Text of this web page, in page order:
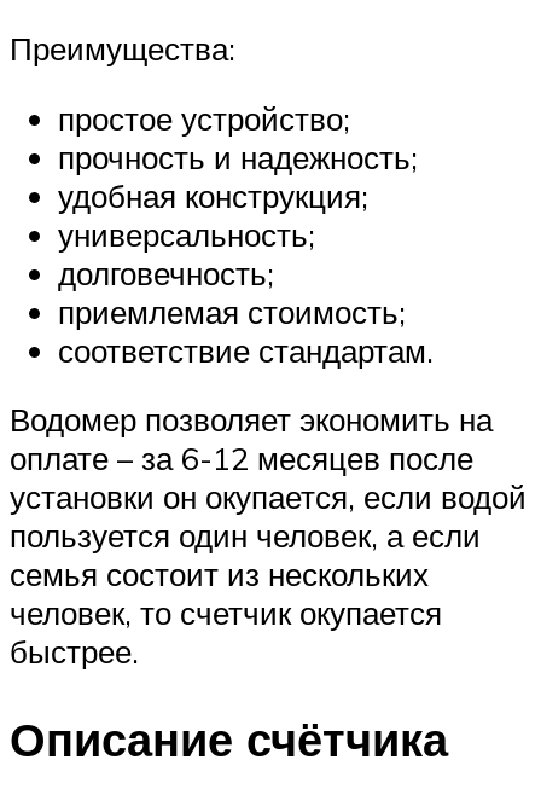
Преимущества:
простое устройство;
прочность и надежность;
удобная конструкция;
универсальность;
долговечность;
приемлемая стоимость;
соответствие стандартам.
Водомер позволяет экономить на
оплате – за 6-12 месяцев после
установки он окупается, если водой
пользуется один человек, а если
семья состоит из нескольких
человек, то счетчик окупается
быстрее.
Описание счётчика